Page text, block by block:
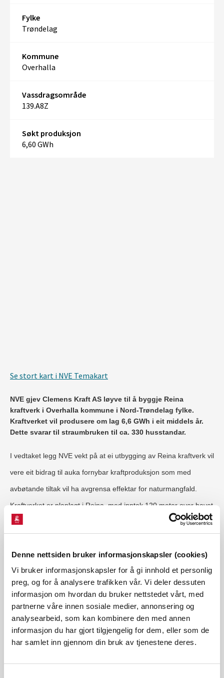
Denne nettsiden bruker informasjonskapsler (cookies)
Vi bruker informasjonskapsler for å gi innhold et personlig
preg, og for å analysere trafikken vår. Vi deler dessuten
informasjon om hvordan du bruker nettstedet vårt, med
partnerne våre innen sosiale medier, annonsering og
analysearbeid, som kan kombinere den med annen
informasjon du har gjort tilgjengelig for dem, eller som de
har samlet inn gjennom din bruk av tjenestene deres.
Fylke
Trøndelag
Kommune
Overhalla
Vassdragsområde
139.A8Z
Søkt produksjon
6,60 GWh
Se stort kart i NVE Temakart
NVE gjev Clemens Kraft AS løyve til å byggje Reina
kraftverk i Overhalla kommune i Nord-Trøndelag fylke.
Kraftverket vil produsere om lag 6,6 GWh i eit middels år.
Dette svarar til straumbruken til ca. 330 husstandar.
I vedtaket legg NVE vekt på at ei utbygging av Reina kraftverk vil
vere eit bidrag til auka fornybar kraftproduksjon som med
avbøtande tiltak vil ha avgrensa effektar for naturmangfald.
Kraftverket er planlagt i Reina, med inntak 120 meter over havet
og kraftstasjon 30 meter over havet. Vassvegen på om lag 830
Utbyggingsområdet kan vere utsatt for kvikkleireskred, og det er
naudsynt med geotekniske undersøkingar for å få mellom anna
behovet for risikoreduserande tiltak vurdert. Reina er ei sideelv
til Namsen og soleis del av eit nasjonalt laksevassdrag.
Konfliktane er primært knytt til moglege konsekvensar for